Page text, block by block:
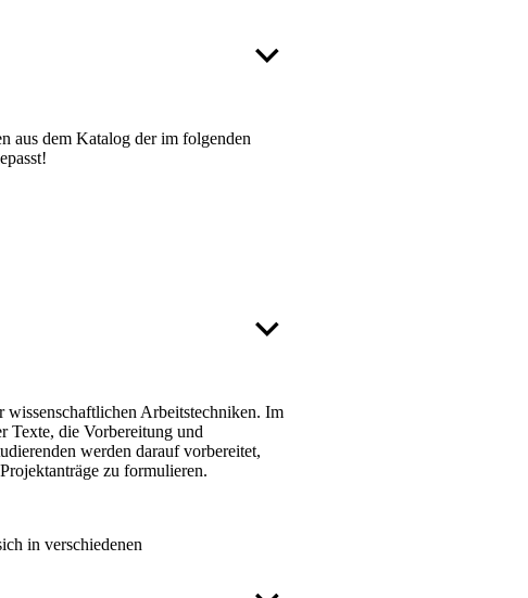
aus dem Katalog der im folgenden
Arbeitstechniken. Im
Texte, die Vorbereitung und
werden darauf vorbereitet,
zu formulieren.
in verschiedenen